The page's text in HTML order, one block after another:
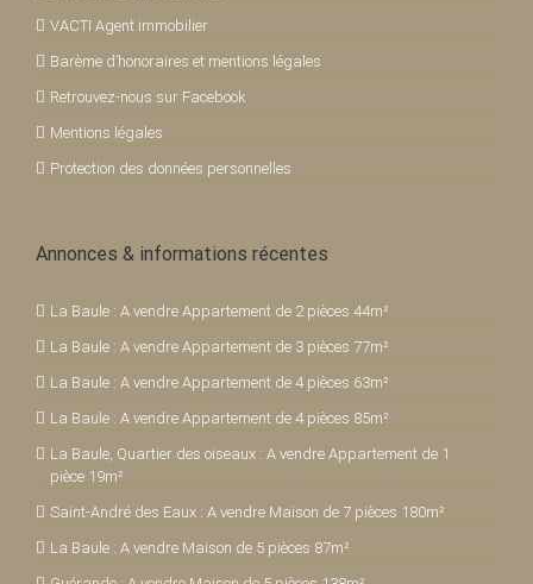
VACTI Agent immobilier
Barème d’honoraires et mentions légales
Retrouvez-nous sur Facebook
Mentions légales
Protection des données personnelles
Annonces & informations récentes
La Baule : A vendre Appartement de 2 pièces 44m²
La Baule : A vendre Appartement de 3 pièces 77m²
La Baule : A vendre Appartement de 4 pièces 63m²
La Baule : A vendre Appartement de 4 pièces 85m²
La Baule, Quartier des oiseaux : A vendre Appartement de 1
pièce 19m²
Saint-André des Eaux : A vendre Maison de 7 pièces 180m²
La Baule : A vendre Maison de 5 pièces 87m²